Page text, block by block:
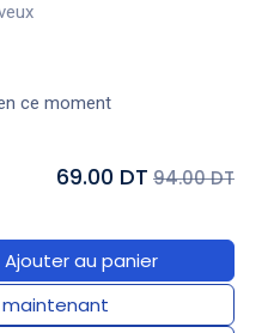
ce moment
Ajouter au panier
69.00 DT 94.00 DT